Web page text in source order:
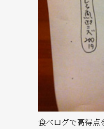
食べログで高得点